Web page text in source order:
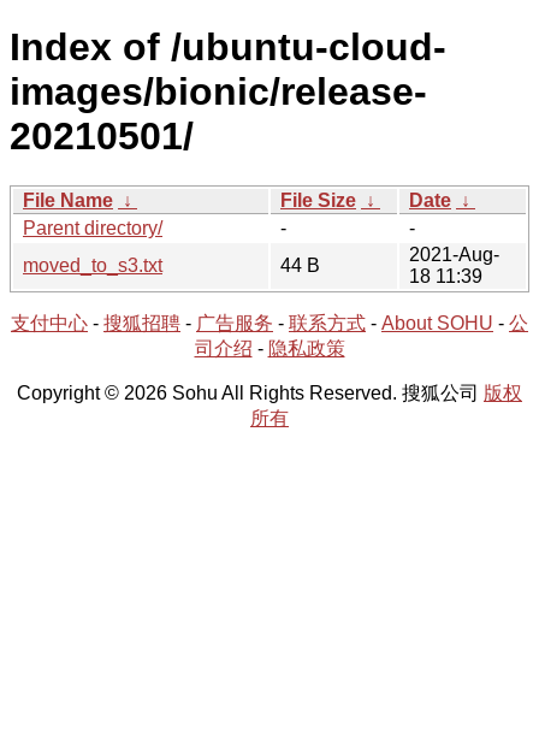
Index of /ubuntu-cloud-
images/bionic/release-
20210501/
File Name ↓ File Size ↓ Date ↓
Parent directory/
-
-
moved_to_s3.txt
44 B
2021-Aug-
18 11:39
支付中心 - 搜狐招聘 - 广告服务 - 联系方式 - About SOHU - 公
司介绍 - 隐私政策
Copyright © 2026 Sohu All Rights Reserved. 搜狐公司 版权
所有